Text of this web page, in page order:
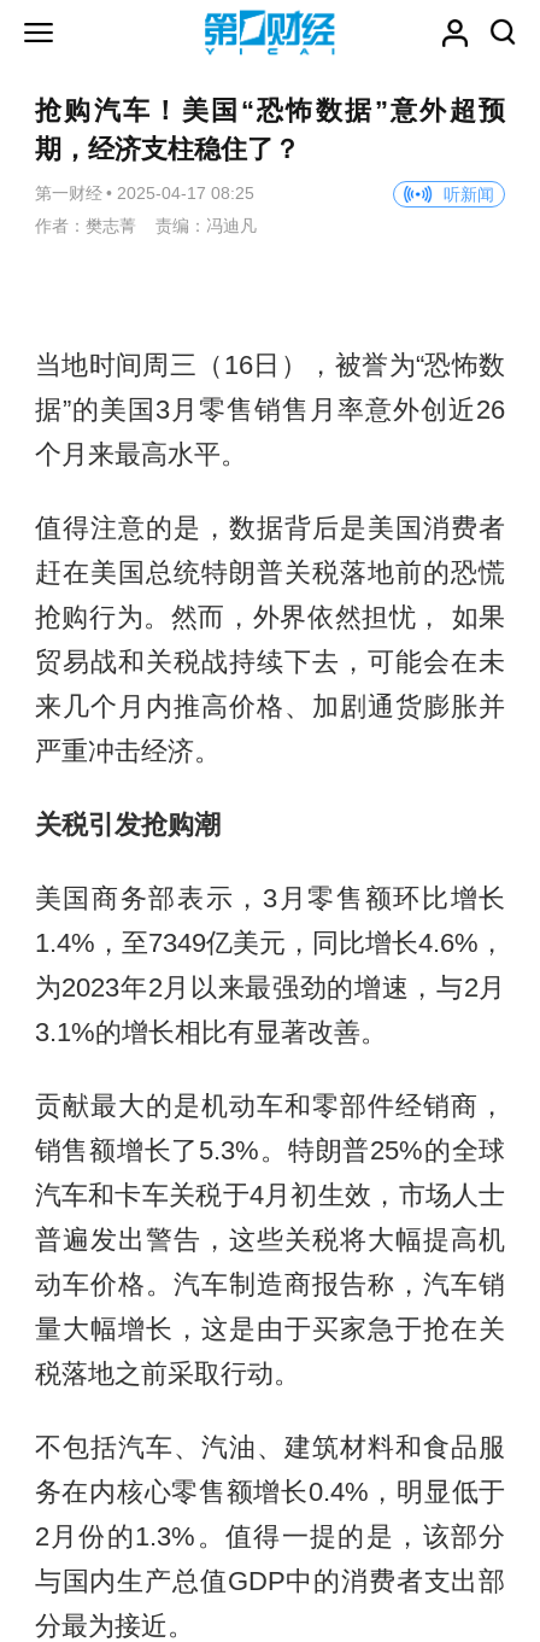
抢购汽车！美国“恐怖数据”意外超预
期，经济支柱稳住了？
第一财经 • 2025-04-17 08:25
听新闻
作者：樊志菁 责编：冯迪凡
当地时间周三（16日），被誉为“恐怖数
据”的美国3月零售销售月率意外创近26
个月来最高水平。
值得注意的是，数据背后是美国消费者
赶在美国总统特朗普关税落地前的恐慌
抢购行为。然而，外界依然担忧， 如果
贸易战和关税战持续下去，可能会在未
来几个月内推高价格、加剧通货膨胀并
严重冲击经济。
关税引发抢购潮
美国商务部表示，3月零售额环比增长
1.4%，至7349亿美元，同比增长4.6%，
为2023年2月以来最强劲的增速，与2月
3.1%的增长相比有显著改善。
贡献最大的是机动车和零部件经销商，
销售额增长了5.3%。特朗普25%的全球
汽车和卡车关税于4月初生效，市场人士
普遍发出警告，这些关税将大幅提高机
动车价格。汽车制造商报告称，汽车销
量大幅增长，这是由于买家急于抢在关
税落地之前采取行动。
不包括汽车、汽油、建筑材料和食品服
务在内核心零售额增长0.4%，明显低于
2月份的1.3%。值得一提的是，该部分
与国内生产总值GDP中的消费者支出部
分最为接近。